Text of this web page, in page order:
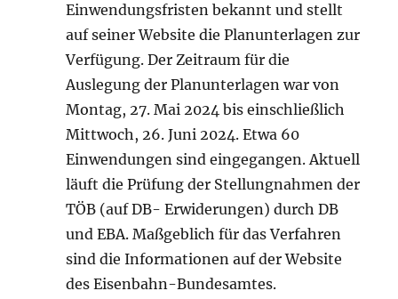
Einwendungsfristen bekannt und stellt
auf seiner Website die Planunterlagen zur
Verfügung. Der Zeitraum für die
Auslegung der Planunterlagen war von
Montag, 27. Mai 2024 bis einschließlich
Mittwoch, 26. Juni 2024. Etwa 60
Einwendungen sind eingegangen. Aktuell
läuft die Prüfung der Stellungnahmen der
TÖB (auf DB- Erwiderungen) durch DB
und EBA. Maßgeblich für das Verfahren
sind die Informationen auf der Website
des Eisenbahn-Bundesamtes.